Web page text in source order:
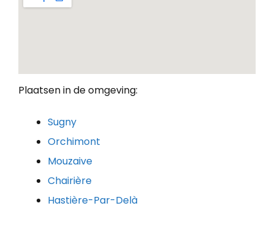
Plaatsen in de omgeving:
Sugny
Orchimont
Mouzaive
Chairière
Hastière-Par-Delà